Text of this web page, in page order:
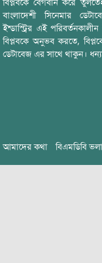
বিপ্লবকে বেগবান করে
বাংলাদেশী সিনেমার
ইন্ডাস্ট্রির এই
বিপ্লবকে অনুভব করতে,
ডেটাবেজ এর সাথে থাকুন।
আমাদের কথা বিএমডিবি